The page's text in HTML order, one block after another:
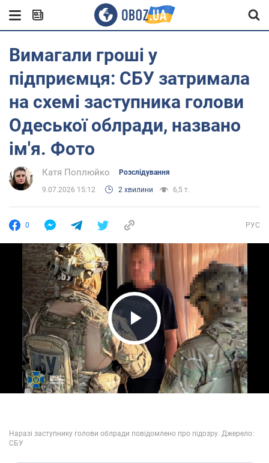
Вимагали гроші у
підприємця: СБУ затримала
на схемі заступника голови
Одеської облради, названо
ім'я. Фото
Катя Поплюйко Розслідування
9.07.2026 15:12 2 хвилини 6,5 т.
0 РУС
Play Video